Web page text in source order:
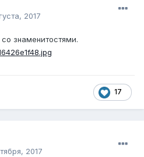
2017
знаменитостями.
17
2017